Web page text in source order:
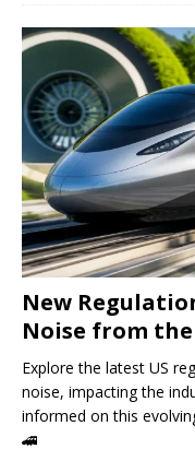
New
Noise from the
Explore the latest US
noise, impacting the
informed on this
🚄